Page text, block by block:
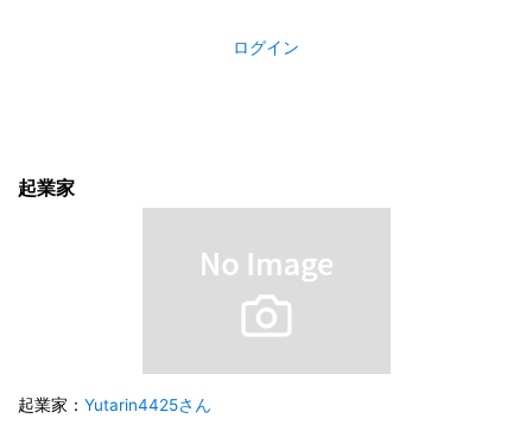
ログイン
起業家
起業家： Yutarin4425さん